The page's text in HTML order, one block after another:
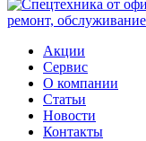
Акции
Сервис
О компании
Статьи
Новости
Контакты